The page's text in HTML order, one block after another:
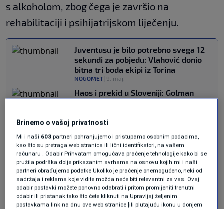
s alkoholom, zbog čega je završio na
rehabilitaciji i psihijatrijskom liječenju.
Juventusu je bilo potrebno svega 12
sekundi za pobjedu: Vlahović donio
bitna tri boda ekipi iz Torina
NOGOMET 9. maj.
Haos i prekid u Sloveniji: Golman
Remi na Mokrom Docu: Posušju
vrijedan bod u borbi za opstanak,
Velež se okreće Kupu
NOGOMET|9. maj.
Igrači Schalkea još se nisu otrijeznili
od slavlja: Nurnberg upisao visok
trijumf nad novim bundesligašem
NOGOMET|9. maj.
Brinemo o vašoj privatnosti
Mi i naši 603 partneri pohranjujemo i pristupamo osobnim podacima,
kao što su pretraga web stranica ili lični identifikatori, na vašem
računaru . Odabir Prihvatam omogućava praćenje tehnologije kako bi se
pružila podrška dolje prikazanim svrhama na osnovu kojih mi i naši
partneri obrađujemo podatke Ukoliko je praćenje onemogućeno, neki od
sadržaja i reklama koje vidite možda neće biti relevantni za vas. Ovaj
odabir postavki možete ponovno odabrati i pritom promijeniti trenutni
odabir ili pristanak tako što ćete kliknuti na Upravljaj željenim
postavkama link na dnu ove web stranice [ili plutajuću ikonu u donjem